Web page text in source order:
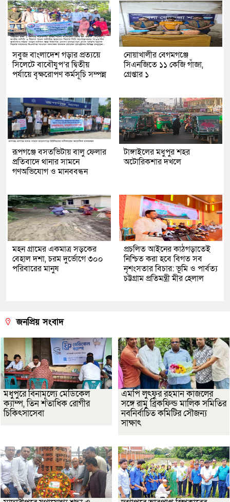
সবুজ বাংলাদেশ গড়ার প্রত্যয়ে
সিলেটে বাবৌযুপ’র দ্বিতীয়
পর্যায়ে বৃক্ষরোপণ কর্মসূচি সম্পন্ন
নোয়াখালীর বেগমগঞ্জে
সিএনজিতে ১১ কেজি গাঁজা,
গ্রেপ্তার ১
রূপগঞ্জে বসতভিটায় বালু ফেলার
প্রতিবাদে থানার সামনে
গণঅভিযোগ ও মানববন্ধন
টাঙ্গাইলের মধুপুর শহর
অটোরিকশার দখলে
মহন গ্রামের একমাত্র সড়কের
বেহাল দশা, চরম দুর্ভোগে ৩০০
পরিবারের মানুষ
প্রচলিত আইনের কাঠগড়াতেই
নিশ্চিত করা হবে বিগত সব
নৃশংসতার বিচার: ভূমি ও পার্বত্য
চট্টগ্রাম প্রতিমন্ত্রী মীর হেলাল
জনপ্রিয় সংবাদ
মধুপুরে বিনামূল্যে মেডিকেল
ক্যাম্প, তিন শতাধিক রোগীর
চিকিৎসাসেবা
এমপি লুৎফুর রহমান কাজলের
সঙ্গে রামু ব্রিকফিল্ড মালিক সমিতির
নবনির্বাচিত কমিটির সৌজন্য
সাক্ষাৎ